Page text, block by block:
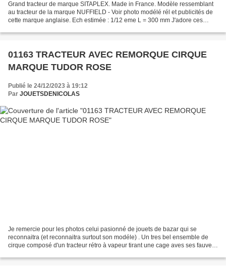
Grand tracteur de marque SITAPLEX. Made in France. Modèle ressemblant
au tracteur de la marque NUFFIELD - Voir photo modélé rél et publicités de
cette marque anglaise. Ech estimée : 1/12 eme L = 300 mm J'adore ces
01163 TRACTEUR AVEC REMORQUE CIRQUE
MARQUE TUDOR ROSE
Publié le 24/12/2023 à 19:12
Par JOUETSDENICOLAS
Je remercie pour les photos celui pasionné de jouets de bazar qui se
reconnaitra (et reconnaitra surtout son modéle) . Un tres bel ensemble de
cirque composé d'un tracteur rétro à vapeur tirant une cage aves ses fauves